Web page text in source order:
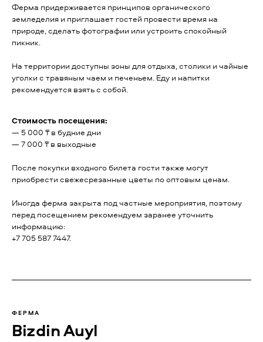
Ферма придерживается принципов органического
земледелия и приглашает гостей провести время на
природе, сделать фотографии или устроить спокойный
пикник.
На территории доступны зоны для отдыха, столики и чайные
уголки с травяным чаем и печеньем. Еду и напитки
рекомендуется взять с собой.
Стоимость посещения:
— 5 000 ₸ в будние дни
— 7 000 ₸ в выходные
После покупки входного билета гости также могут
приобрести свежесрезанные цветы по оптовым ценам.
Иногда ферма закрыта под частные мероприятия, поэтому
перед посещением рекомендуем заранее уточнить
информацию:
+7 705 587 7447.
Bizdin Auyl
ФЕРМА